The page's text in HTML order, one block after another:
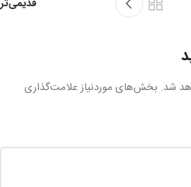
قدیمی‌تر
شد. بخش‌های موردنیاز علامت‌گذاری